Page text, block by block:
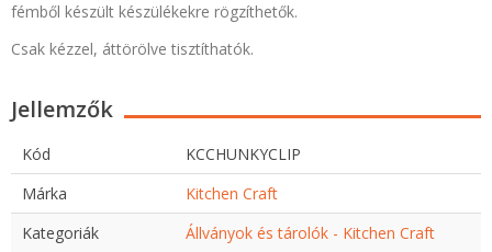
fémből készült készülékekre rögzíthetők.
Csak kézzel, áttörölve tisztíthatók.
Jellemzők
Kód
KCCHUNKYCLIP
Márka
Kitchen Craft
Kategoriák
Állványok és tárolók - Kitchen Craft